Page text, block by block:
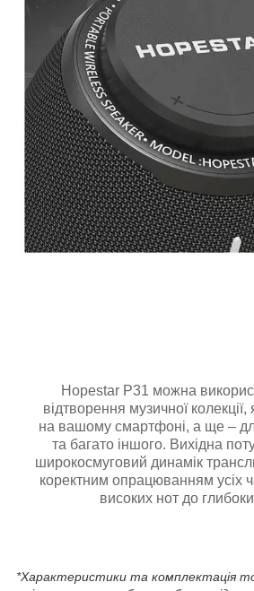
Hopestar P31 можна
відтворення музичної колекції,
на вашому смартфоні, а ще –
та багато іншого. Вихідна
широкосмуговий динамік
коректним опрацюванням усіх
високих нот до
*Характеристики та комплектація